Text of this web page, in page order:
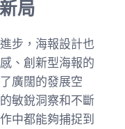
局
步，海報設計也
、創新型海報的
廣闊的發展空
敏銳洞察和不斷
中都能夠捕捉到